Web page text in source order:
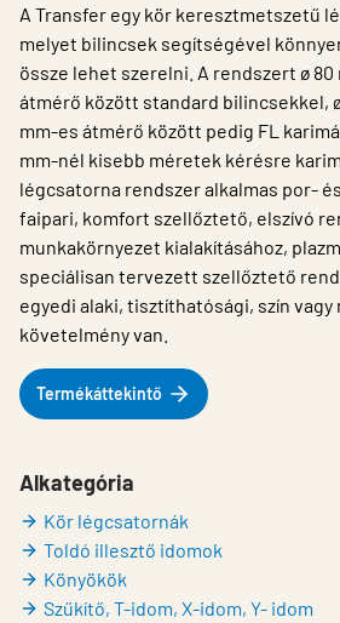
Fenntarthatóság
Kapcsolat
Choose languge
Hungary
A Transfer egy kör keresztmetszetű
melyet bilincsek segítségével
össze lehet szerelni. A rendszert ø 80
átmérő között standard bilincsekkel, ø
mm-es átmérő között pedig FL
mm-nél kisebb méretek kérésre
légcsatorna rendszer alkalmas por-
faipari, komfort szellőztető, elszívó
munkakörnyezet kialakításához,
speciálisan tervezett szellőztető
egyedi alaki, tisztíthatósági, szín
követelmény van.
Termékáttekintő
Alkategória
Kör légcsatornák
Toldó illesztő idomok
Könyökök
Szűkítő, T-idom, X-idom, Y- idom